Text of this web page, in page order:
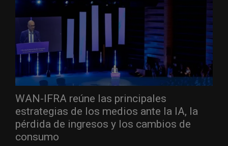
WAN-IFRA reúne las principales
estrategias de los medios ante la IA, la
pérdida de ingresos y los cambios de
consumo